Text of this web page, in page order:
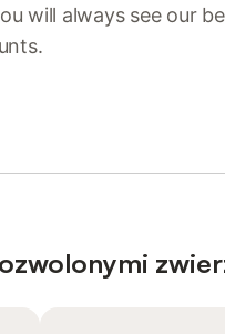
will always see our